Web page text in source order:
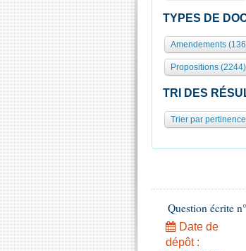
TYPES DE
Amendements
Propositions (2244)
TRI DES
Trier par pertinence
Question écrite
Date de
dépôt :